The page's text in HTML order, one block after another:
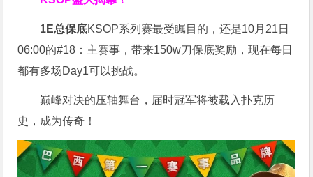
1E总保底KSOP系列赛最受瞩目的，还是10月21日
06:00的#18：主赛事，带来150w刀保底奖励，现在每日
都有多场Day1可以挑战。
巅峰对决的压轴舞台，届时冠军将被载入扑克历
史，成为传奇！